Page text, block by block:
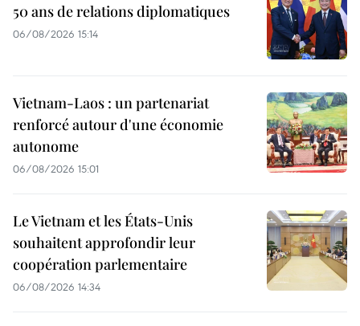
50 ans de relations diplomatiques
06/08/2026 15:14
Vietnam-Laos : un partenariat
renforcé autour d'une économie
autonome
06/08/2026 15:01
Le Vietnam et les États-Unis
souhaitent approfondir leur
coopération parlementaire
06/08/2026 14:34